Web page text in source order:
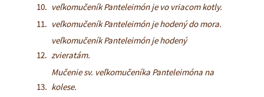
veľkomučeník Panteleimón je vo vriacom kotly.
veľkomučeník Panteleimón je hodený do mora.
veľkomučeník Panteleimón je hodený
zvieratám.
Mučenie sv. veľkomučeníka Panteleimóna na
kolese.